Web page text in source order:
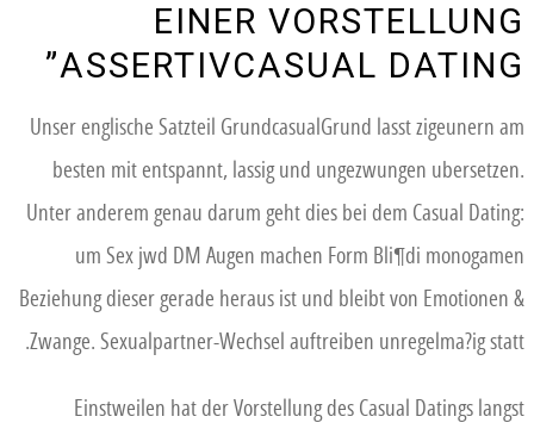
EINER VORSTELLUNG
ASSERTIVCASUAL DATING”
Unser englische Satzteil GrundcasualGrund lasst zigeunern am
besten mit entspannt, lassig und ungezwungen ubersetzen.
Unter anderem genau darum geht dies bei dem Casual Dating:
um Sex jwd DM Augen machen Form Bli¶di monogamen
Beziehung dieser gerade heraus ist und bleibt von Emotionen &
Zwange. Sexualpartner-Wechsel auftreiben unregelma?ig statt.
Einstweilen hat der Vorstellung des Casual Datings langst